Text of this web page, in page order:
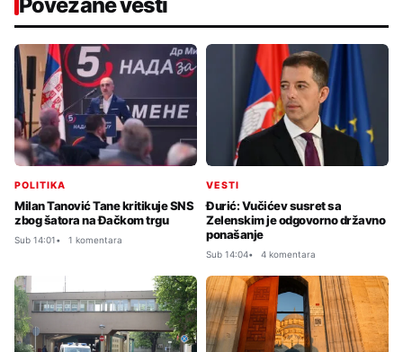
Povezane vesti
POLITIKA
Milan Tanović Tane kritikuje SNS
zbog šatora na Đačkom trgu
Sub 14:01 1 komentara
VESTI
Đurić: Vučićev susret sa
Zelenskim je odgovorno državno
ponašanje
Sub 14:04 4 komentara